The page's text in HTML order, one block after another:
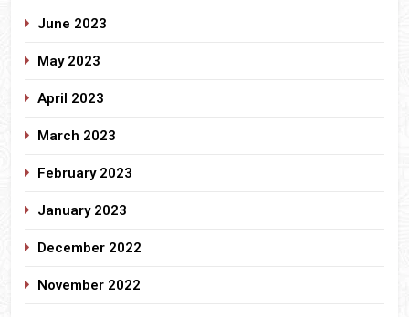
June 2023
May 2023
April 2023
March 2023
February 2023
January 2023
December 2022
November 2022